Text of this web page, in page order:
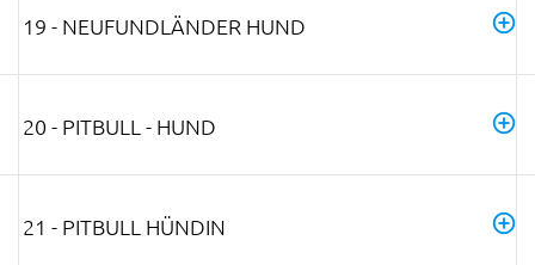
19 - NEUFUNDLÄNDER HUND
20 - PITBULL - HUND
21 - PITBULL HÜNDIN